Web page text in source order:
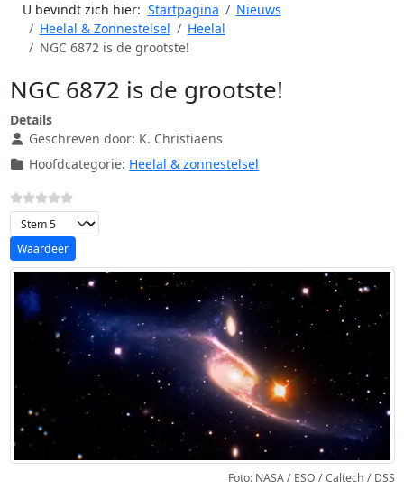
U bevindt zich hier: Startpagina
Nieuws
Heelal & Zonnestelsel
Heelal
NGC 6872 is de grootste!
NGC 6872 is de grootste!
Details
Geschreven door: K. Christiaens
Hoofdcategorie: Heelal & zonnestelsel
Voeg waardering toe
Foto: NASA / ESO / Caltech / DSS